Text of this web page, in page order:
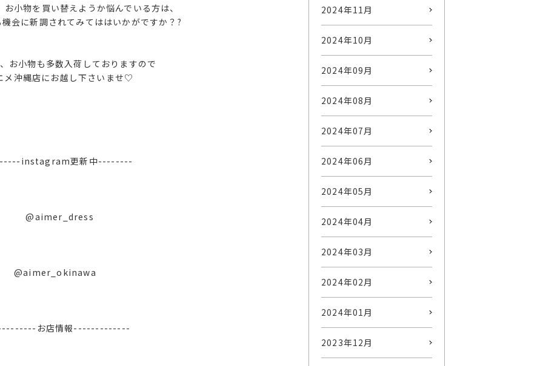
小物を買い替えようか悩んでいる方は、
会に新調されてみてははいかがですか？?
お小物も多数入荷しておりますので
メ沖縄店にお越し下さいませ♡
instagram更新中--------
@aimer_dress
@aimer_okinawa
お店情報-------------
2024年11月
2024年10月
2024年09月
2024年08月
2024年07月
2024年06月
2024年05月
2024年04月
2024年03月
2024年02月
2024年01月
2023年12月